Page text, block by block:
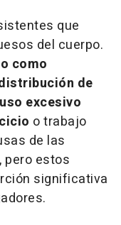
que
del cuerpo.
como
de
excesivo
o trabajo
de las
pero estos
significativa